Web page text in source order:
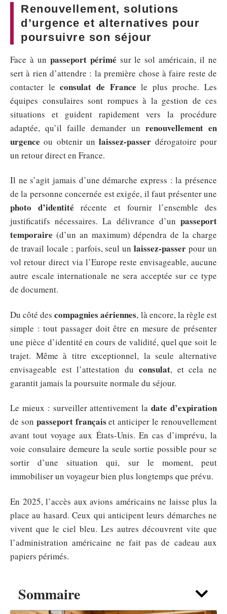
Sommaire
Renouvellement, solutions
d’urgence et alternatives pour
poursuivre son séjour
Face à un passeport périmé sur le sol américain, il ne
sert à rien d’attendre : la première chose à faire reste de
contacter leconsulat de France le plus proche. Les
équipes consulaires sont rompues à la gestion de ces
situations et guident rapidement vers la procédure
adaptée, qu’il faille demander un renouvellement en
urgence ou obtenir unlaissez-passer dérogatoire pour
un retour direct en France.
Il ne s’agit jamais d’une démarche express : la présence
de la personne concernée est exigée, il faut présenter une
photo d’identité récente et fournir l’ensemble des
justificatifs nécessaires. La délivrance d’un passeport
temporaire (d’un an maximum) dépendra de la charge
de travail locale ; parfois, seul unlaissez-passer pour un
vol retour direct via l’Europe reste envisageable, aucune
autre escale internationale ne sera acceptée sur ce type
de document.
Du côté descompagnies aériennes, là encore, la règle est
simple : tout passager doit être en mesure de présenter
une pièce d’identité en cours de validité, quel que soit le
trajet. Même à titre exceptionnel, la seule alternative
envisageable est l’attestation du consulat, et cela ne
garantit jamais la poursuite normale du séjour.
Le mieux : surveiller attentivement ladate d’expiration
de son passeport français et anticiper le renouvellement
avant tout voyage aux États-Unis. En cas d’imprévu, la
voie consulaire demeure la seule sortie possible pour se
sortir d’une situation qui, sur le moment, peut
immobiliser un voyageur bien plus longtemps que prévu.
En 2025, l’accès aux avions américains ne laisse plus la
place au hasard. Ceux qui anticipent leurs démarches ne
vivent que le ciel bleu. Les autres découvrent vite que
l’administration américaine ne fait pas de cadeau aux
papiers périmés.